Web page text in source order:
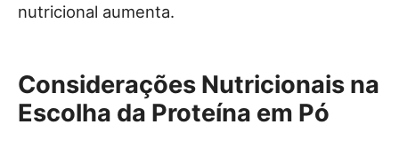
nutricional aumenta.
Considerações Nutricionais na
Escolha da Proteína em Pó